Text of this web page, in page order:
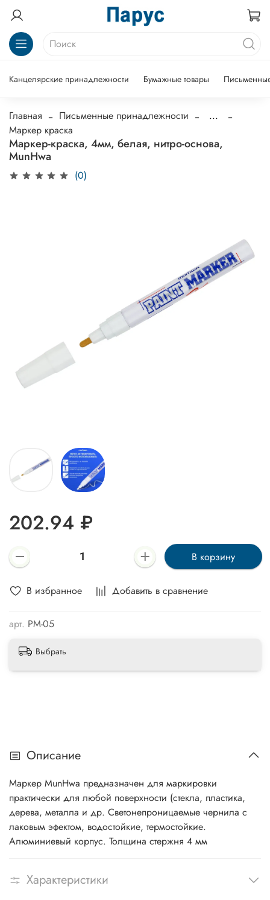
Канцелярские принадлежности Бумажные товары
Главная Письменные принадлежности
...
Маркер краска
Маркер-краска, 4мм, белая, нитро-основа,
MunHwa
(0)
В избранное Добавить в сравнение
арт. PM-05
202.94 ₽
В корзину
Выбрать
Описание
Маркер MunHwa предназначен для маркировки
практически для любой поверхности (стекла, пластика,
дерева, металла и др. Светонепроницаемые чернила с
лаковым эфектом, водостойкие, термостойкие.
Алюминиевый корпус. Толщина стержня 4 мм
Характеристики